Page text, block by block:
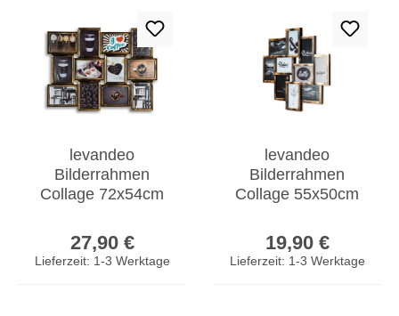
levandeo
Bilderrahmen
Collage 72x54cm
Glas 12 Fotos
13x18cm
27,90 €
Lieferzeit: 1-3 Werktage
levandeo
Bilderrahmen
Collage 55x50cm
Glas 10 Fotos
10x15cm
19,90 €
Lieferzeit: 1-3 Werktage